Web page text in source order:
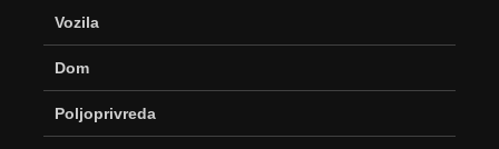
Vozila
Dom
Poljoprivreda